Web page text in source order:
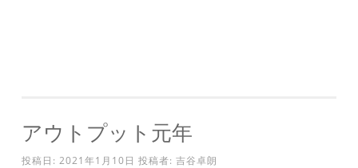
アウトプット元年
投稿日: 2021年1月10日 投稿者: 吉谷卓朗